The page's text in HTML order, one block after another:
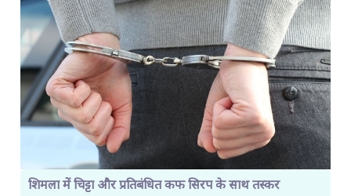
शिमला में चिट्टा और प्रतिबंधित कफ सिरप के साथ तस्कर